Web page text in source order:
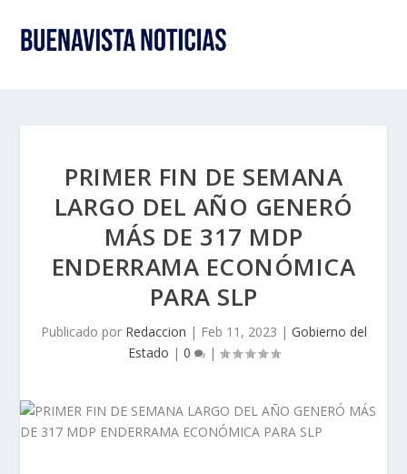
PRIMER FIN DE SEMANA
LARGO DEL AÑO GENERÓ
MÁS DE 317 MDP
ENDERRAMA ECONÓMICA
PARA SLP
Publicado por Redaccion | Feb 11, 2023 | Gobierno del
Estado | 0 |